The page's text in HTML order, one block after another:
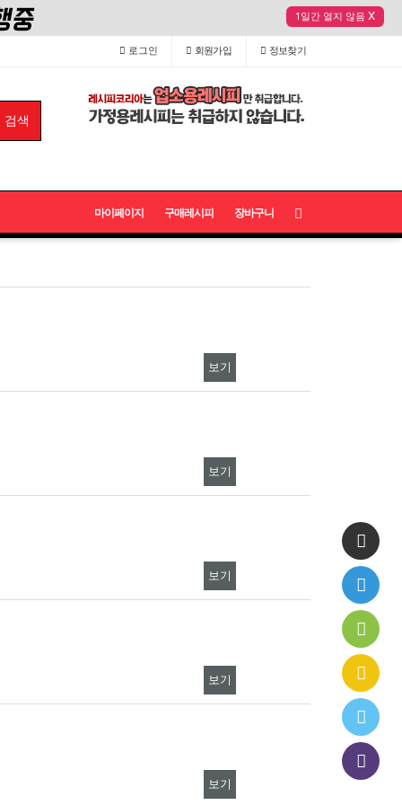
1일간 열지 않음 X
로그인 회원가입 정보찾기
마이페이지 구매레시피 장바구니
보기
보기
보기
보기
보기